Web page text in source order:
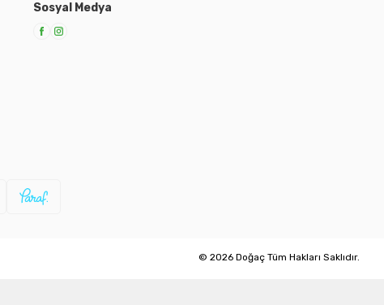
Sosyal Medya
© 2026 Doğaç Tüm Hakları Saklıdır.